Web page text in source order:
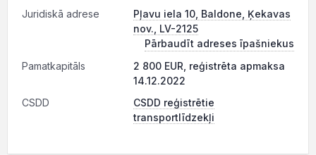
Juridiskā adrese
Pļavu iela 10, Baldone, Ķekavas
nov., LV-2125
Pārbaudīt adreses īpašniekus
Pamatkapitāls
2 800 EUR, reģistrēta apmaksa
14.12.2022
CSDD
CSDD reģistrētie
transportlīdzekļi